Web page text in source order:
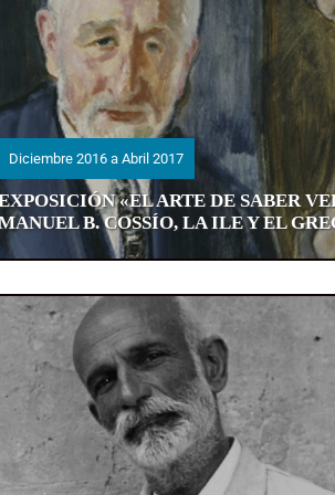
Diciembre 2016 a Abril 2017
«EL ARTE DE SABER
B. COSSÍO, LA ILE Y EL
Diciembre 2016 a Abril 2017
«EL ARTE DE SABER
B. COSSÍO, LA ILE Y EL